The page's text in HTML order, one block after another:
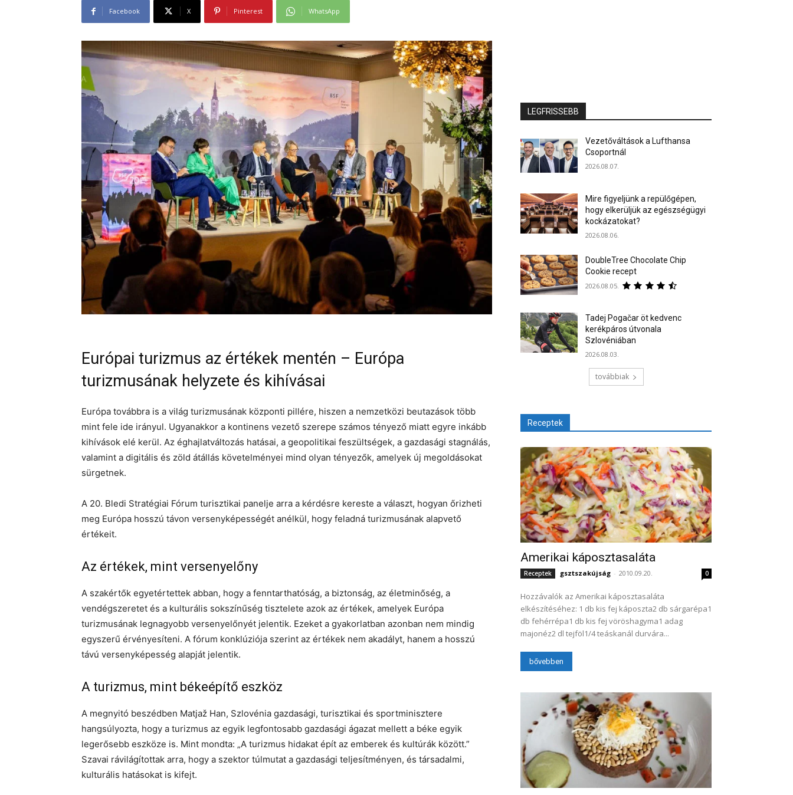
Facebook X Pinterest WhatsApp
Európai turizmus az értékek mentén – Európa
turizmusának helyzete és kihívásai
Európa továbbra is a világ turizmusának központi pillére, hiszen a nemzetközi beutazások több
mint fele ide irányul. Ugyanakkor a kontinens vezető szerepe számos tényező miatt egyre inkább
kihívások elé kerül. Az éghajlatváltozás hatásai, a geopolitikai feszültségek, a gazdasági stagnálás,
valamint a digitális és zöld átállás követelményei mind olyan tényezők, amelyek új megoldásokat
sürgetnek.
A 20. Bledi Stratégiai Fórum turisztikai panelje arra a kérdésre kereste a választ, hogyan őrizheti
meg Európa hosszú távon versenyképességét anélkül, hogy feladná turizmusának alapvető
értékeit.
Az értékek, mint versenyelőny
A szakértők egyetértettek abban, hogy a fenntarthatóság, a biztonság, az életminőség, a
vendégszeretet és a kulturális sokszínűség tisztelete azok az értékek, amelyek Európa
turizmusának legnagyobb versenyelőnyét jelentik. Ezeket a gyakorlatban azonban nem mindig
egyszerű érvényesíteni. A fórum konklúziója szerint az értékek nem akadályt, hanem a hosszú
távú versenyképesség alapját jelentik.
A turizmus, mint békeépítő eszköz
A megnyitó beszédben Matjaž Han, Szlovénia gazdasági, turisztikai és sportminisztere
hangsúlyozta, hogy a turizmus az egyik legfontosabb gazdasági ágazat mellett a béke egyik
legerősebb eszköze is. Mint mondta: „A turizmus hidakat épít az emberek és kultúrák között.”
Szavai rávilágítottak arra, hogy a szektor túlmutat a gazdasági teljesítményen, és társadalmi,
kulturális hatásokat is kifejt.
LEGFRISSEBB
Vezetőváltások a Lufthansa
Csoportnál
2026.08.07.
Mire figyeljünk a repülőgépen,
hogy elkerüljük az egészségügyi
kockázatokat?
2026.08.06.
DoubleTree Chocolate Chip
Cookie recept
2026.08.05.
Tadej Pogačar öt kedvenc
kerékpáros útvonala
Szlovéniában
2026.08.03.
továbbiak
Receptek
Amerikai káposztasaláta
Receptek gsztszakújság - 2010.09.20. 0
Hozzávalók az Amerikai káposztasaláta
elkészítéséhez: 1 db kis fej káposzta2 db sárgarépa1
db fehérrépa1 db kis fej vöröshagyma1 adag
majonéz2 dl tejföl1/4 teáskanál durvára...
bővebben